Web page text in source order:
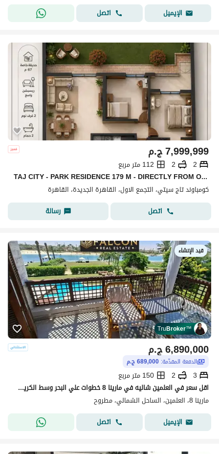
الإيميل
اتصل
ج.م7,999,999
2
2
112 متر مربع
TAJ CITY - PARK RESIDENCE 179 M - DIRECTLY FROM OWNER
كومباوند تاج سيتي، التجمع الاول، القاهرة الجديدة، القاهرة
اتصل
رسالة
قيد الإنشاء
TruBroker™
ج.م6,890,000
الدفعة المقدّمة: 689,000 ج.م
3
2
150 متر مربع
اقل سعر في العلمين شاليه في مارينا 8 خطوات علي البحر وسط الكريستال لاجون دقائق من مراسي و الحي اللاتيني الساحل الشمالي Marina8 North Coast
مارينا 8، العلمين، الساحل الشمالي، مطروح
الإيميل
اتصل